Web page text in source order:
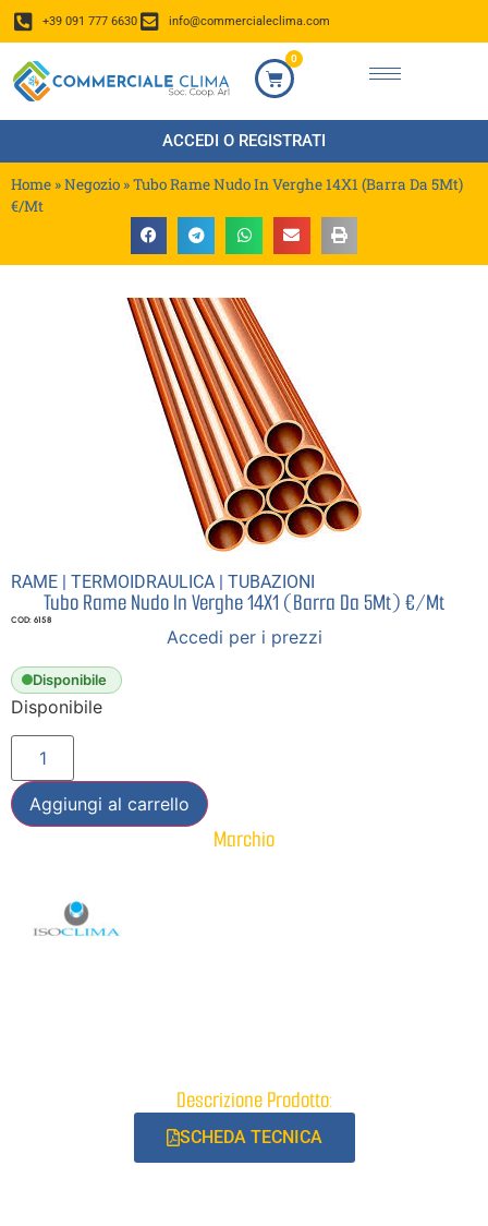
+39 091 777 6630 info@commercialeclima.com
0
ACCEDI O REGISTRATI
Home »Negozio »Tubo Rame Nudo In Verghe 14X1 (Barra Da 5Mt)
€/Mt
RAME | TERMOIDRAULICA | TUBAZIONI
Tubo Rame Nudo In Verghe 14X1 (Barra Da 5Mt) €/Mt
COD: 6158
Accedi per i prezzi
Disponibile
Disponibile
Aggiungi al carrello
Marchio
Descrizione Prodotto:
SCHEDA TECNICA